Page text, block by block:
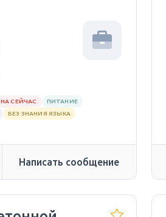
СЕЙЧАС
ПИТАНИЕ
БЕЗ ЗНАНИЯ ЯЗЫКА
Написать сообщение